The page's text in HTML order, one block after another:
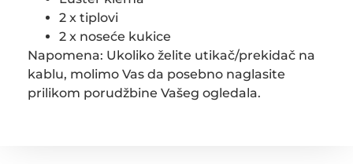
2 x tiplovi
2 x noseće kukice
Napomena: Ukoliko želite utikač/prekidač na
kablu, molimo Vas da posebno naglasite
prilikom porudžbine Vašeg ogledala.